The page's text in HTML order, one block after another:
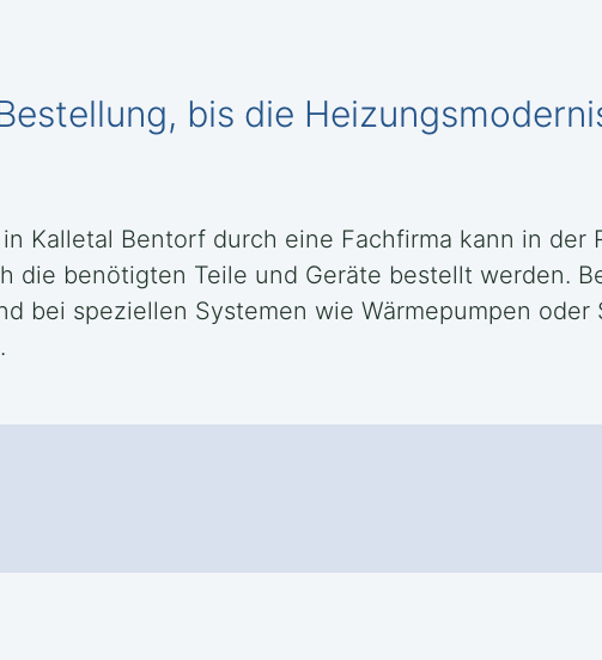
bis die
Kalletal Bentorf durch eine Fachfirma kann in der
die benötigten Teile und Geräte bestellt werden.
bei speziellen Systemen wie Wärmepumpen